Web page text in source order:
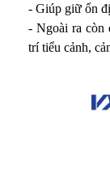
- Giúp giữ ổn
- Ngoài ra còn
trí tiểu cảnh,